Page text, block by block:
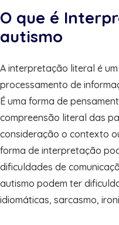
O que é
autismo
A interpretação literal é
processamento de
É uma forma de
compreensão literal das
consideração o contexto
forma de interpretação
dificuldades de
autismo podem ter
idiomáticas, sarcasmo,